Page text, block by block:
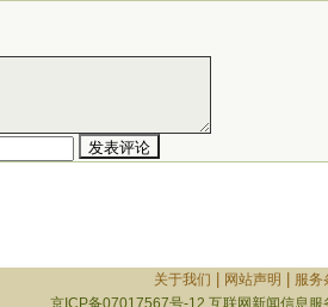
关于我们
网站声明 服务
京ICP备07017567号-12 互联网新闻信息